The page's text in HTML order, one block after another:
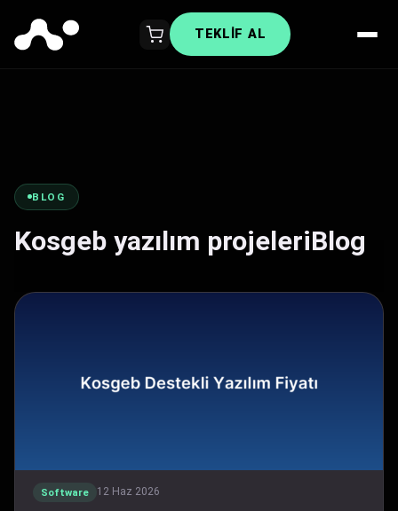
TEKLIF AL
BLOG
Kosgeb yazılım projeleriBlog
Software 12 Haz 2026